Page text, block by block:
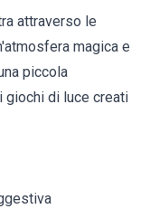
attraverso le
magica e
piccola
giochi di luce creati